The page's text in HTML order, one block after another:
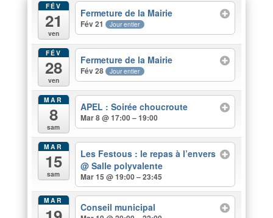
FÉV
21
ven
Fermeture de la Mairie
Fév 21 Jour entier
FÉV
28
ven
Fermeture de la Mairie
Fév 28 Jour entier
MAR
8
sam
APEL : Soirée choucroute
Mar 8 @ 17:00 – 19:00
MAR
15
sam
Les Festous : le repas à l’envers
@ Salle polyvalente
Mar 15 @ 19:00 – 23:45
MAR
Conseil municipal